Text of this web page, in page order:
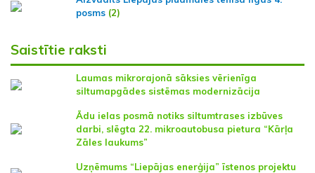
posms (2)
Saistītie raksti
Laumas mikrorajonā sāksies vērienīga
siltumapgādes sistēmas modernizācija
Ādu ielas posmā notiks siltumtrases izbūves
darbi, slēgta 22. mikroautobusa pietura “Kārļa
Zāles laukums”
Uzņēmums “Liepājas enerģija” īstenos projektu